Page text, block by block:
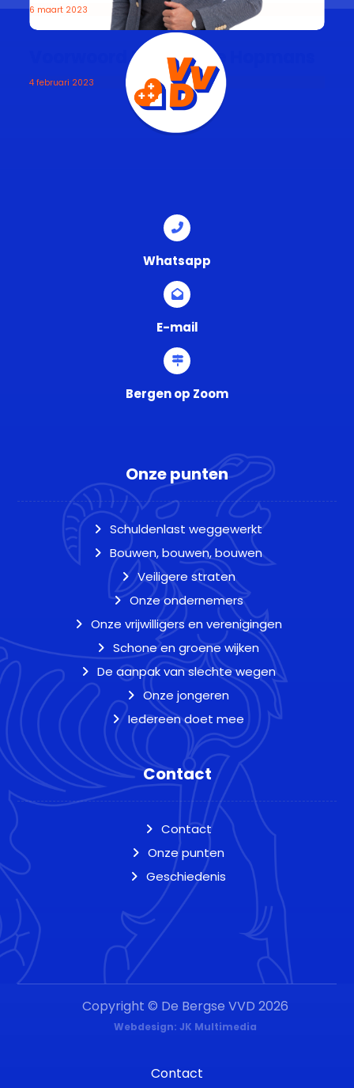
6 maart 2023
Voorwoord Dominique Hopmans
4 februari 2023
Whatsapp
E-mail
Bergen op Zoom
Onze punten
Schuldenlast weggewerkt
Bouwen, bouwen, bouwen
Veiligere straten
Onze ondernemers
Onze vrijwilligers en verenigingen
Schone en groene wijken
De aanpak van slechte wegen
Onze jongeren
Iedereen doet mee
Contact
Contact
Onze punten
Geschiedenis
Copyright © De Bergse VVD 2026
Webdesign: JK Multimedia
Contact